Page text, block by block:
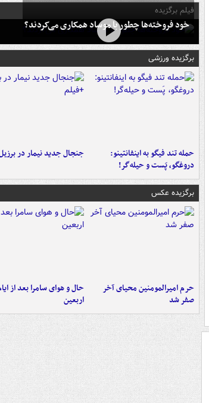
فیلم برگزیده
خود فروخته‌ها چطور با موساد همکاری می‌کردند؟
برگزیده ورزشی
حمله تند فیگو به اینفانتینو:
دروغگو، پَست‌ و حیله‌گر!
جنجال جدید نیمار در
برگزیده عکس
حرم امیرالمومنین محیای آخر
صفر شد
حال و هوای سامرا بعد از
اربعین